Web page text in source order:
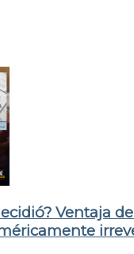
Ventaja